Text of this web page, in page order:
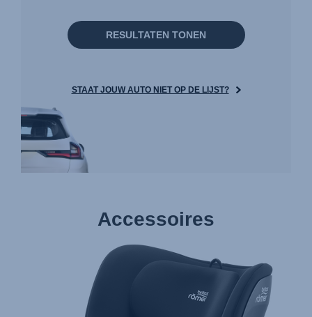
RESULTATEN TONEN
STAAT JOUW AUTO NIET OP DE LIJST?
Accessoires